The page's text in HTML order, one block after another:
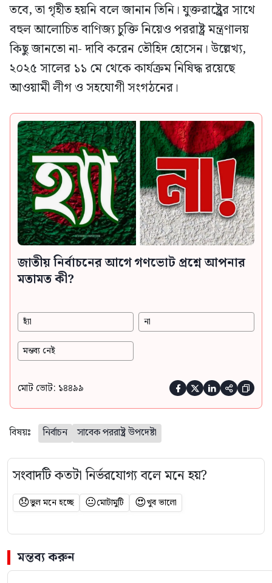
তবে, তা গৃহীত হয়নি বলে জানান তিনি। যুক্তরাষ্ট্র্রের সাথে
বহুল আলোচিত বাণিজ্য চুক্তি নিয়েও পররাষ্ট্র মন্ত্রণালয়
কিছু জানতো না- দাবি করেন তৌহিদ হোসেন। উল্লেখ্য,
২০২৫ সালের ১১ মে থেকে কার্যক্রম নিষিদ্ধ রয়েছে
আওয়ামী লীগ ও সহযোগী সংগঠনের।
জাতীয় নির্বাচনের আগে গণভোট প্রশ্নে আপনার
মতামত কী?
হ্যাঁ না
মন্তব্য নেই
মোট ভোট: ১৪৪৯৯     
বিষয়ঃ নির্বাচন সাবেক পররাষ্ট্র উপদেষ্টা
সংবাদটি কতটা নির্ভরযোগ্য বলে মনে হয়?
😞ভুল মনে হচ্ছে 😐মোটামুটি 😍খুব ভালো
মন্তব্য করুন